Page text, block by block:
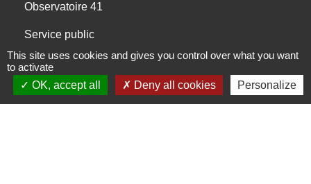
Observatoire 41
Service public
Facebook de la CPHV
Office de tourisme de la CPHV
This site uses cookies and gives you control over what you want
to activate
OK, accept all
Deny all cookies Personalize